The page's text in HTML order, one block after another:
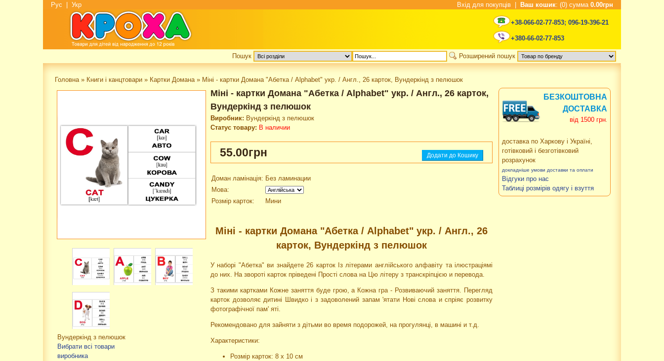
Рус Укр Вхід для покупців Ваш кошик: (0) сумма 0.00грн
+38-066-02-77-853; 096-19-396-21
+380-66-02-77-853
Пошук Розширений пошук
Головна» Книги і канцтовари » Картки Домана» Міні - картки Домана "Абетка / Аlphabet" укр. / Англ., 26 карток, Вундеркінд з пелюшок
Вундеркінд з пелюшок
Вибрати всі товари
виробника
Міні - картки Домана "Абетка / Аlphabet" укр. / Англ., 26 карток,
Вундеркінд з пелюшок
Виробник: Вундеркінд з пелюшок
Статус товару: В наличии
55.00грн
Доман ламінація: Без ламинации
Мова:
Розмір карток:
Мини
Міні - картки Домана "Абетка / Аlphabet" укр. / Англ., 26
карток, Вундеркінд з пелюшок
У наборі "Абетка" ви знайдете 26 карток Із літерами англійського алфавіту та ілюстраціямі
до них. На звороті карток пріведені Прості слова на Цю літеру з транскріпцією и перевода.
З такими картками Кожне заняття буде грою, а Кожна гра - Розвиваючий заняття. Перегляд
карток дозволяє дитині Швидко і з задоволений запам 'ятати Нові слова и спріяє розвитку
фотографічної пам' яті.
Рекомендовано для зайняти з дітьми во время подорожей, на прогулянці, в машині и т.д.
Характеристики:
Розмір карток: 8 х 10 см
БЕЗКОШТОВНА
ДОСТАВКА
від 1500 грн
доставка по Харкову і Україні,
готівковий і безготівковий
розрахунок
докладніше умови доставки та оплати
Відгуки про нас
Таблиці розмірів одягу і взуття